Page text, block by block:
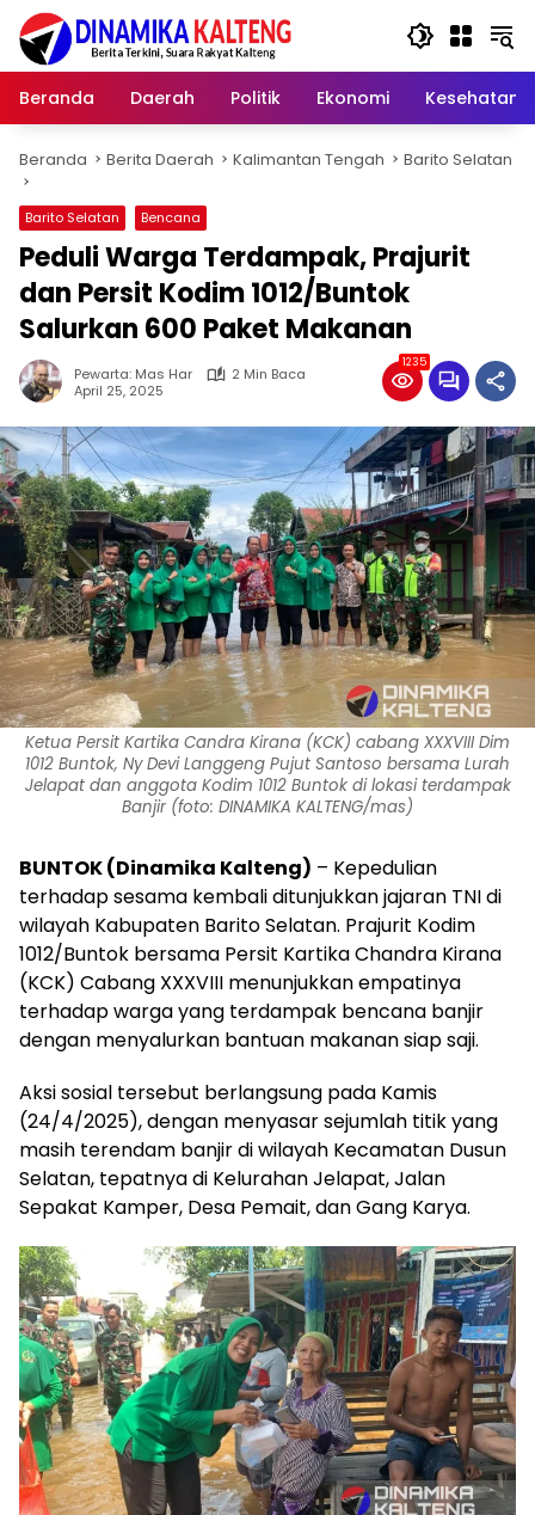
Langsung
konten
Beranda
Daerah Politik Ekonomi Kesehatan
Beranda Berita Daerah Kalimantan Tengah Barito Selatan
Barito Selatan Bencana
Peduli Warga Terdampak, Prajurit
dan Persit Kodim 1012/Buntok
Salurkan 600 Paket Makanan
Pewarta: Mas Har
2 Min Baca
April 25, 2025
1235
Ketua Persit Kartika Candra Kirana (KCK) cabang XXXVIII Dim
1012 Buntok, Ny Devi Langgeng Pujut Santoso bersama Lurah
Jelapat dan anggota Kodim 1012 Buntok di lokasi terdampak
Banjir (foto: DINAMIKA KALTENG/mas)
BUNTOK (Dinamika Kalteng) – Kepedulian
terhadap sesama kembali ditunjukkan jajaran TNI di
wilayah Kabupaten Barito Selatan. Prajurit Kodim
1012/Buntok bersama Persit Kartika Chandra Kirana
(KCK) Cabang XXXVIII menunjukkan empatinya
terhadap warga yang terdampak bencana banjir
dengan menyalurkan bantuan makanan siap saji.
Aksi sosial tersebut berlangsung pada Kamis
(24/4/2025), dengan menyasar sejumlah titik yang
masih terendam banjir di wilayah Kecamatan Dusun
Selatan, tepatnya di Kelurahan Jelapat, Jalan
Sepakat Kamper, Desa Pemait, dan Gang Karya.